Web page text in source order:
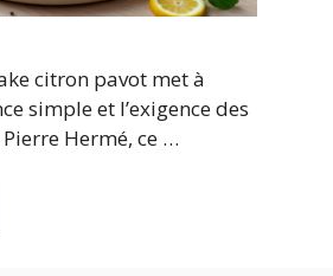
citron pavot met à
simple et l’exigence des
Hermé, ce …